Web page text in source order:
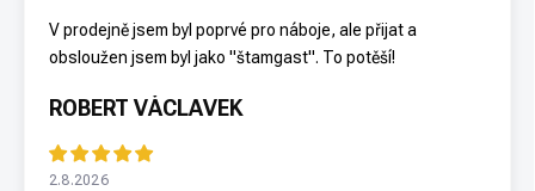
V prodejně jsem byl poprvé pro náboje, ale přijat a
obsloužen jsem byl jako "štamgast". To potěší!
ROBERT VÁCLAVEK
2.8.2026